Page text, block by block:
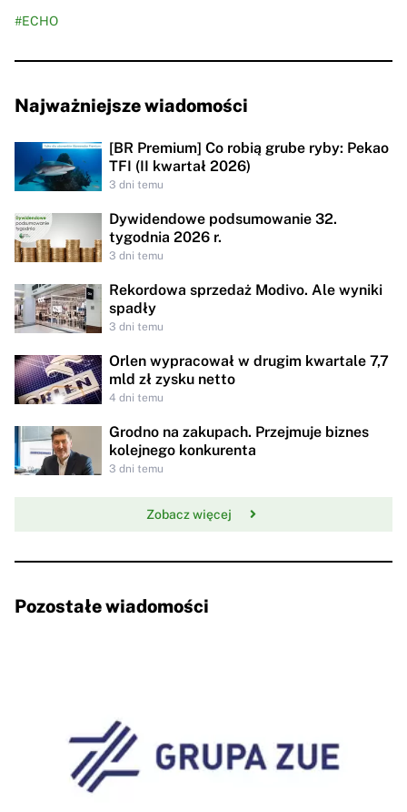
#ECHO
Najważniejsze wiadomości
[BR Premium] Co robią grube ryby: Pekao
TFI (II kwartał 2026)
3 dni temu
Dywidendowe podsumowanie 32.
tygodnia 2026 r.
3 dni temu
Rekordowa sprzedaż Modivo. Ale wyniki
spadły
3 dni temu
Orlen wypracował w drugim kwartale 7,7
mld zł zysku netto
4 dni temu
Grodno na zakupach. Przejmuje biznes
kolejnego konkurenta
3 dni temu
Zobacz więcej
Pozostałe wiadomości